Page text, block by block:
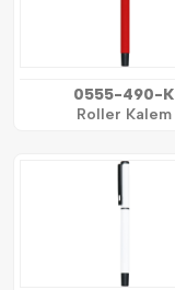
0555-490-K
Roller Kalem